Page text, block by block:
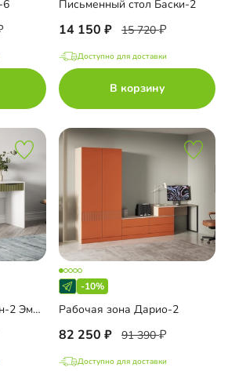
6 Письменный стол Баски-2
14 150 15 720
Доступно для доставки
В корзину
Письменный стол Эйн-2 Эмаль
-10%
Рабочая зона Дарио-2
82 250 91 390
Доступно для доставки